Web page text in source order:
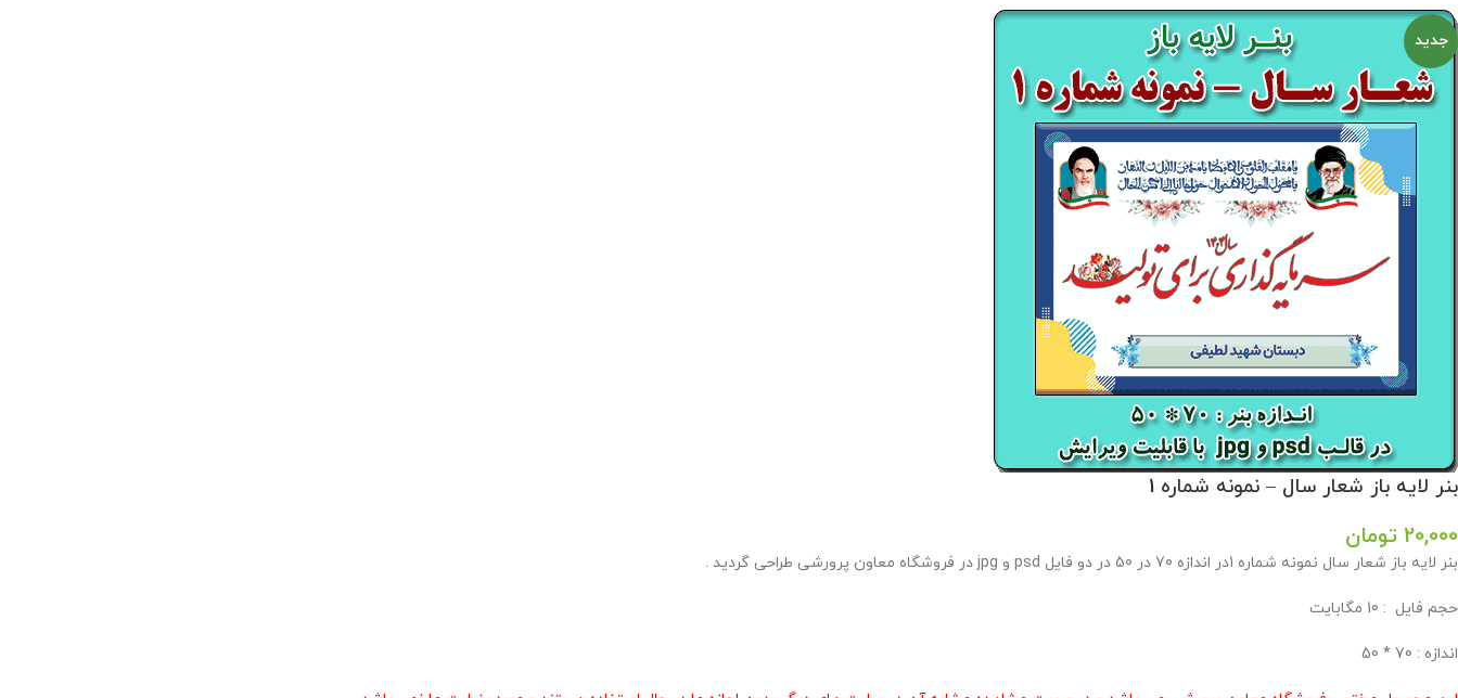
جدید
بنر لایه باز شعار سال – نمونه شماره 1
20,000 تومان
بنر لایه باز شعار سال نمونه شماره 1در اندازه 70 در 50 در دو فایل psd و jpg در فروشگاه معاون پرورشی طراحی گردید .
حجم فايل : 10 مگابايت
اندازه : 70 * 50